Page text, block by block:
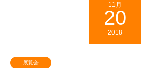
11月
20
2018
展覧会